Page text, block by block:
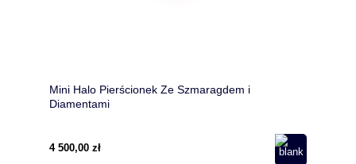
Mini Halo Pierścionek Ze Szmaragdem i
Diamentami
4 500,00 zł